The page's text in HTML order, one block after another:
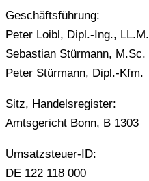
Geschäftsführung:
Peter Loibl, Dipl.-Ing., LL.M.
Sebastian Stürmann, M.Sc.
Peter Stürmann, Dipl.-Kfm.
Sitz, Handelsregister:
Amtsgericht Bonn, B 1303
Umsatzsteuer-ID:
DE 122 118 000